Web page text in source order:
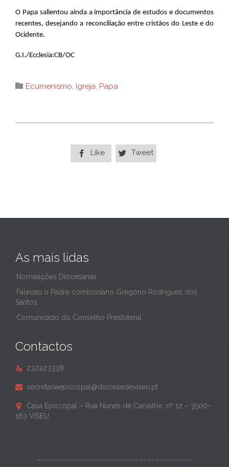
O Papa salientou ainda a importância de estudos e documentos
recentes, desejando a reconciliação entre cristãos do Leste e do
Ocidente.
G.I./Ecclesia:CB/OC
 Category
Ecumenismo, Igreja, Papa
 Like  Tweet
As mais lidas
Nomeações Diocesanas
Faleceu o Padre comboniano Gregório Rodrigues dos
Santos
Comunicado do Conselho Presbiteral
Contactos
 232423338
 secretariaepiscopal@diocesedeviseu.pt

Casa Episcopal – Rua Nunes de Carvalho, nº 12 – 3500-
163 VISEU